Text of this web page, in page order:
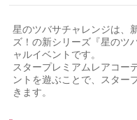
星のツバサチャレンジは、
ズ！の新シリーズ『星のツ
ャルイベントです。
スタープレミアムレアコー
ントを遊ぶことで、スター
きます。